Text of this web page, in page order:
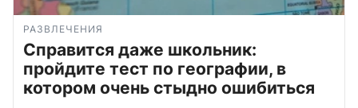
РАЗВЛЕЧЕНИЯ
Справится даже школьник:
пройдите тест по географии, в
котором очень стыдно ошибиться